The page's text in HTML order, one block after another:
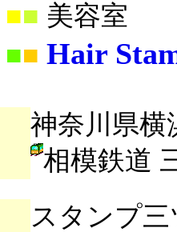
■ 美容室
■■ Hair
神奈川県横
相模鉄道
スタンプ